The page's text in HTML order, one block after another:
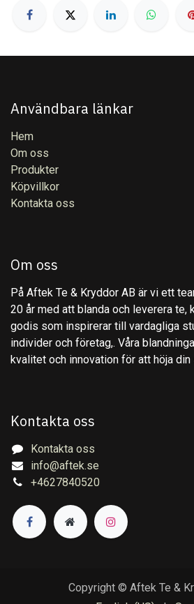
Användbara länkar
Hem
Om oss
Produkter
Köpvillkor
Kontakta oss
Om oss
På Aftek Te & Kryddor AB är vi ett
20 år med att blanda och leverera te,
godis som inspirerar till vardagliga
individer och företag,. Våra
kvalitet och innovation för att höja
Kontakta oss
Kontakta oss
info@aftek.se
+4627840520
Copyright © Aftek Te &